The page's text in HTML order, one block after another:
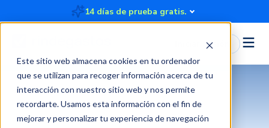
Este sitio web almacena cookies en tu ordenador
que se utilizan para recoger información acerca de tu
interacción con nuestro sitio web y nos permite
recordarte. Usamos esta información con el fin de
mejorar y personalizar tu experiencia de navegación
14 días de prueba gratis.
Iniciar Sesión
Viajes y otros gastos